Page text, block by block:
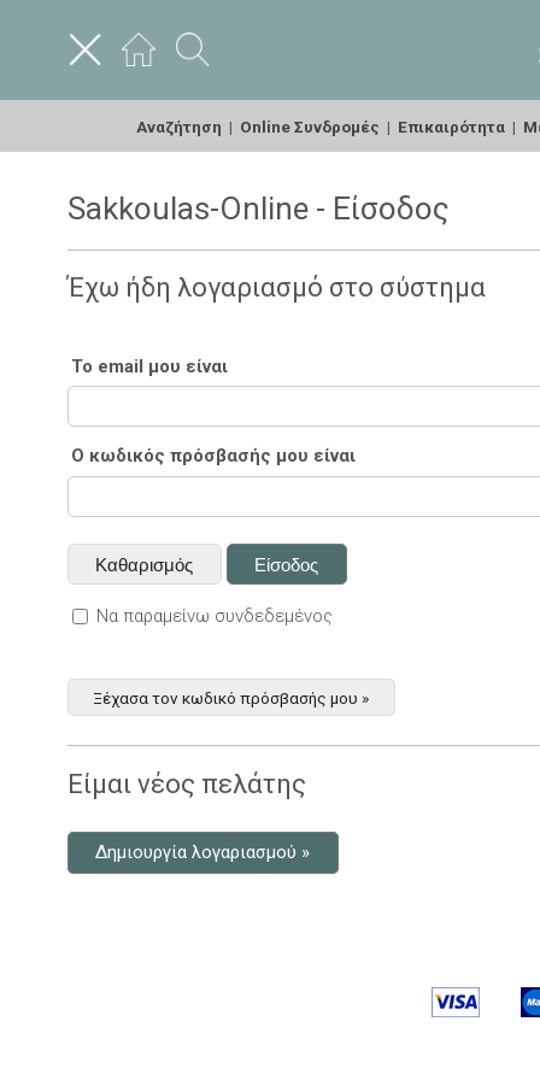
Αναζήτηση | Online Συνδρομές | Επικαιρότητα |
Sakkoulas-Online - Είσοδος
Έχω ήδη λογαριασμό στο σύστημα
Το email μου είναι
Ο κωδικός πρόσβασής μου είναι
Να παραμείνω συνδεδεμένος
Ξέχασα τον κωδικό πρόσβασής μου »
Είμαι νέος πελάτης
Δημιουργία λογαριασμού »